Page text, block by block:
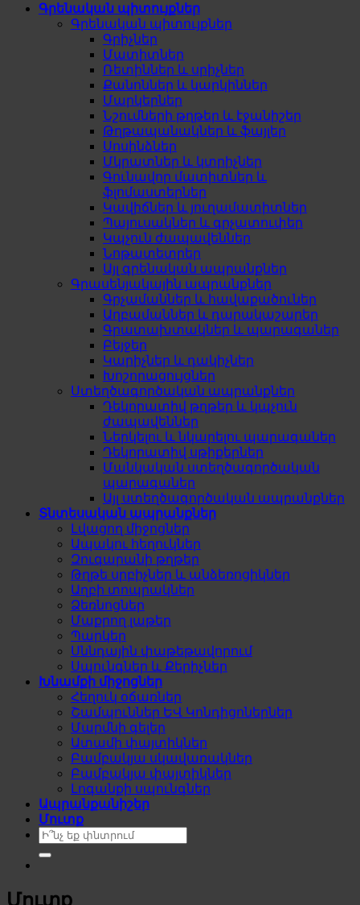
Գրենական պիտույքներ
Գրենական պիտույքներ
Գրիչներ
Մատիտներ
Ռետիններ և սրիչներ
Քանոններ և կարկիններ
Մարկերներ
Նշումների թղթեր և էջանիշեր
Թղթապանակներ և ֆայլեր
Սոսինձներ
Մկրատներ և կտրիչներ
Գունավոր մատիտներ և
ֆլոմաստերներ
Կավիճներ և յուղամատիտներ
Պայուսակներ և գրչատուփեր
Կպչուն ժապավեններ
Նոթատետրեր
Այլ գրենական ապրանքներ
Գրասենյակային ապրանքներ
Գրչամաններ և հավաքածուներ
Աղբամաններ և դարակաշարեր
Գրատախտակներ և պարագաներ
Բեյջեր
Կարիչներ և դակիչներ
Խոշորացույցներ
Ստեղծագործական ապրանքներ
Դեկորատիվ թղթեր և կպչուն
ժապավեններ
Ներկելու և նկարելու պարագաներ
Դեկորատիվ սթիքերներ
Մանկական ստեղծագործական
պարագաներ
Այլ ստեղծագործական ապրանքներ
Տնտեսական ապրանքներ
Լվացող միջոցներ
Ապակու հեղուկներ
Զուգարանի թղթեր
Թղթե սրբիչներ և անձեռոցիկներ
Աղբի տոպրակներ
Ձեռնոցներ
Մաքրող լաթեր
Պարկեր
Սննդային փաթեթավորում
Սպունգներ և Քերիչներ
Խնամքի միջոցներ
Հեղուկ օճառներ
Շամպուններ ԵՎ Կոնդիցոներներ
Մարմնի գելեր
Ատամի փայտիկներ
Բամբակյա սկավառակներ
Բամբակյա փայտիկներ
Լոգանքի սպունգներ
Ապրանքանիշեր
Մուտք
Search
for:
Մուտք